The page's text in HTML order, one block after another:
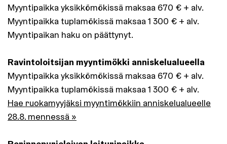
Myyntipaikka yksikkömökissä maksaa 670 € + alv.
Myyntipaikka tuplamökissä maksaa 1 300 € + alv.
Myyntipaikan haku on päättynyt.
Ravintoloitsijan myyntimökki anniskelualueella
Myyntipaikka yksikkömökissä maksaa 670 € + alv.
Myyntipaikka tuplamökissä maksaa 1 300 € + alv.
Hae ruokamyyjäksi myyntimökkiin anniskelualueelle
28.8. mennessä »